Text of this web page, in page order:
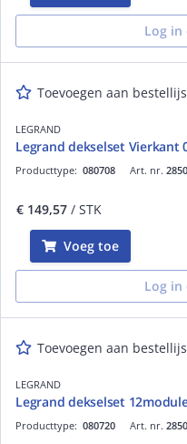
Log
Toevoegen aan
LEGRAND
Legrand dekselset Vierkant
Art. nr.
Producttype: 080708
€ 149,57 / STK
Voeg toe
Log
Toevoegen aan
LEGRAND
Legrand dekselset
Art. nr.
Producttype: 080720